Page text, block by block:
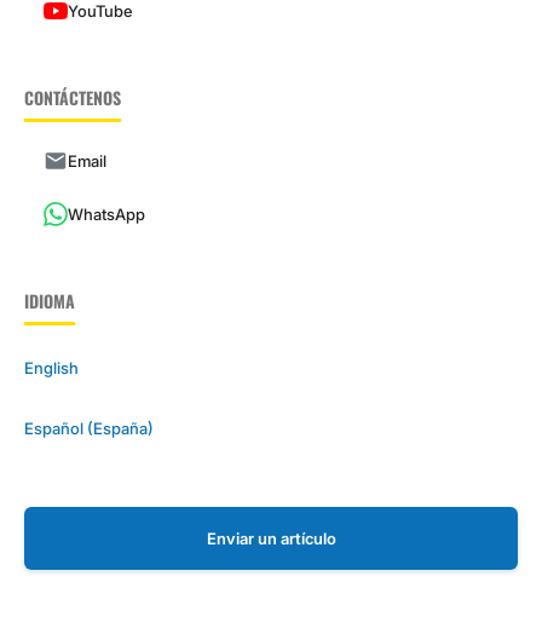
YouTube
CONTÁCTENOS
Email
WhatsApp
IDIOMA
English
Español (España)
Enviar un artículo